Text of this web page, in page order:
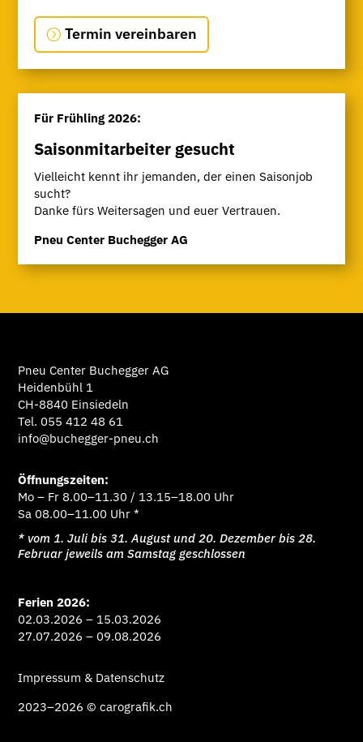
Termin vereinbaren
Für Frühling 2026:
Saisonmitarbeiter gesucht
Vielleicht kennt ihr jemanden, der einen Saisonjob
sucht?
Danke fürs Weitersagen und euer Vertrauen.
Pneu Center Buchegger AG
Pneu Center Buchegger AG
Heidenbühl 1
CH-8840 Einsiedeln
Tel. 055 412 48 61
info@buchegger-pneu.ch
Öffnungszeiten:
Mo – Fr 8.00–11.30 / 13.15–18.00 Uhr
Sa 08.00–11.00 Uhr *
* vom 1. Juli bis 31. August und 20. Dezember bis 28.
Februar jeweils am Samstag geschlossen
Ferien 2026:
02.03.2026 – 15.03.2026
27.07.2026 – 09.08.2026
Impressum & Datenschutz
2023–2026© carografik.ch